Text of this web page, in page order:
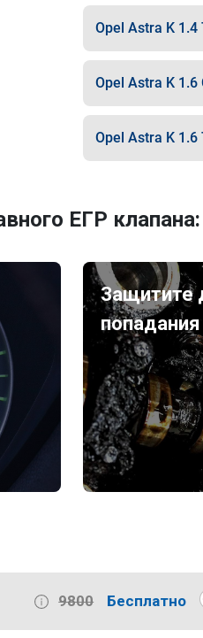
Opel Astra K 1.4
Opel Astra K 1.6
Opel Astra K 1.6
ЕГР клапана:
Защитите
9800 Бесплатно